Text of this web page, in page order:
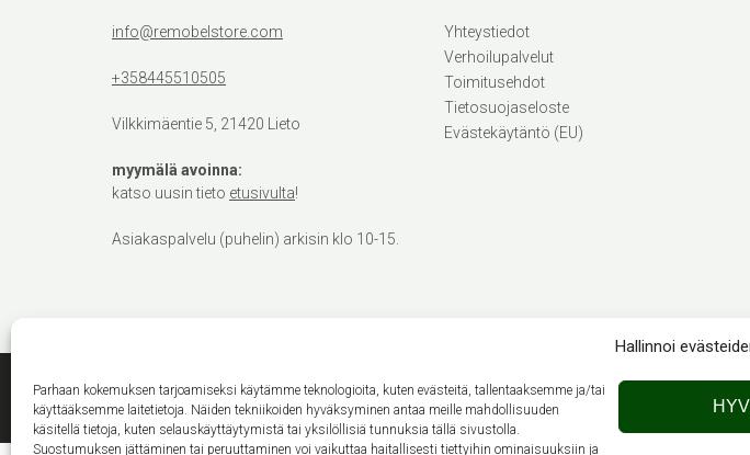
Hallinnoi
Parhaan kokemuksen tarjoamiseksi käytämme teknologioita, kuten evästeitä, tallentaaksemme ja/tai
käyttääksemme laitetietoja. Näiden tekniikoiden hyväksyminen antaa meille mahdollisuuden
käsitellä tietoja, kuten selauskäyttäytymistä tai yksilöllisiä tunnuksia tällä sivustolla.
Suostumuksen jättäminen tai peruuttaminen voi vaikuttaa haitallisesti tiettyihin ominaisuuksiin ja
info@remobelstore.com
+358445510505
Vilkkimäentie 5, 21420 Lieto
myymälä avoinna:
katso uusin tieto etusivulta!
Asiakaspalvelu (puhelin) arkisin klo 10-15.
Yhteystiedot
Verhoilupalvelut
Toimitusehdot
Tietosuojaseloste
Evästekäytäntö (EU)
Theme by